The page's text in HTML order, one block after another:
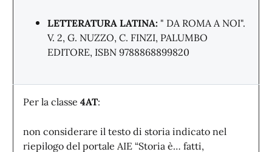
LETTERATURA LATINA: " DA ROMA A NOI".
V. 2, G. NUZZO, C. FINZI, PALUMBO
EDITORE, ISBN 9788868899820
Per la classe 4AT:
non considerare il testo di storia indicato nel
riepilogo del portale AIE “Storia è… fatti,